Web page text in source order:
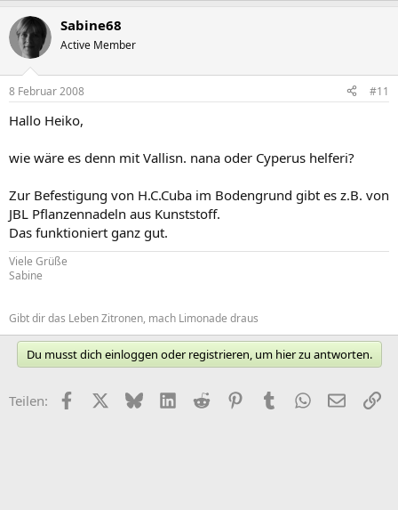
Sabine68
Active Member
8 Februar 2008 #11
Hallo Heiko,
wie wäre es denn mit Vallisn. nana oder Cyperus helferi?
Zur Befestigung von H.C.Cuba im Bodengrund gibt es z.B. von
JBL Pflanzennadeln aus Kunststoff.
Das funktioniert ganz gut.
Viele Grüße
Sabine
Gibt dir das Leben Zitronen, mach Limonade draus
Du musst dich einloggen oder registrieren, um hier zu antworten.
Teilen: FacebookX (Twitter)
BlueskyLinkedIn
Reddit PinterestTumblr WhatsApp
E-Mail